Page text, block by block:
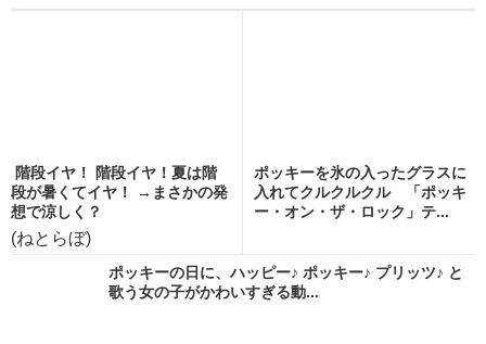
階段イヤ！ 階段イヤ！夏は階
段が暑くてイヤ！ →まさかの発
想で涼しく？
(ねとらぼ)
ポッキーを氷の入ったグラスに
入れてクルクルクル 「ポッキ
ー・オン・ザ・ロック」テ...
ポッキーの日に、ハッピー♪ ポッキー♪ プリッツ♪ と
歌う女の子がかわいすぎる動...